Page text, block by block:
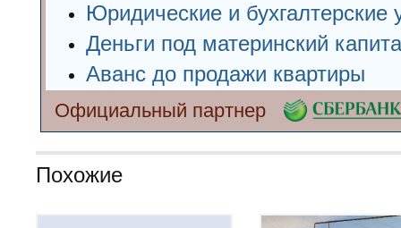
Юридические и бухгалтерские
Деньги под материнский
Аванс до продажи квартиры
Официальный партнер
Похожие